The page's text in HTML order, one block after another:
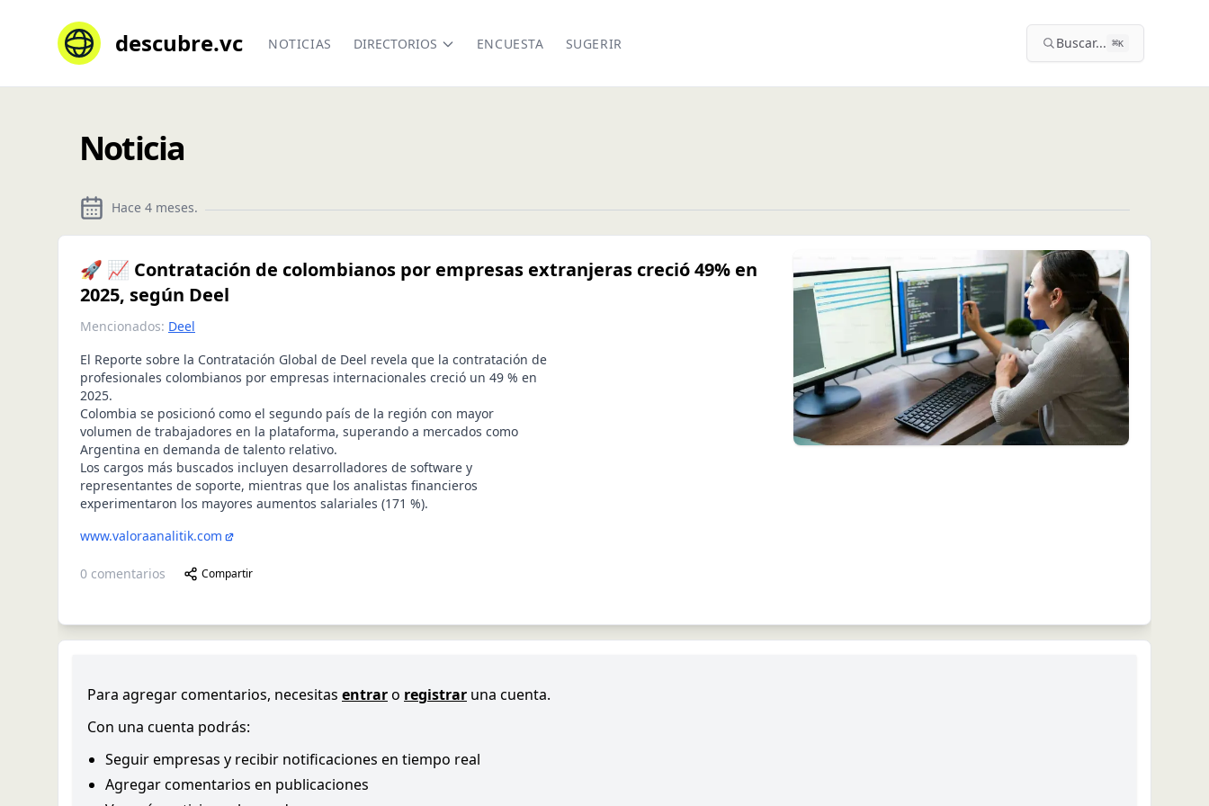
descubre.vc NOTICIAS DIRECTORIOS ENCUESTA SUGERIR Buscar... ⌘K
Noticia
Hace 4 meses.
🚀 📈 Contratación de colombianos por empresas extranjeras creció 49% en
2025, según Deel
Mencionados: Deel
El Reporte sobre la Contratación Global de Deel revela que la contratación de
profesionales colombianos por empresas internacionales creció un 49 % en
2025.
Colombia se posicionó como el segundo país de la región con mayor
volumen de trabajadores en la plataforma, superando a mercados como
Argentina en demanda de talento relativo.
Los cargos más buscados incluyen desarrolladores de software y
representantes de soporte, mientras que los analistas financieros
experimentaron los mayores aumentos salariales (171 %).
www.valoraanalitik.com
0 comentarios Compartir
Para agregar comentarios, necesitas entraro registrar una cuenta.
Con una cuenta podrás:
Seguir empresas y recibir notificaciones en tiempo real
Agregar comentarios en publicaciones